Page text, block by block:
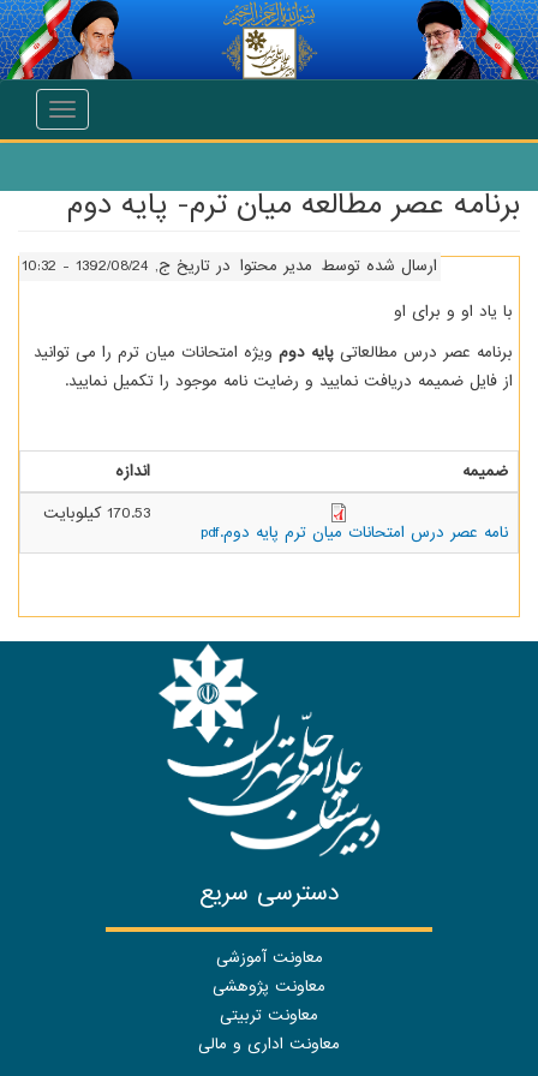
انتقال به محتوای اصلی
Toggle
برنامه عصر مطالعه میان ترم- پایه دوم
ارسال شده توسط مدیر محتوا در تاریخ ج, 1392/08/24 - 10:32
با یاد او و برای او
برنامه عصر درس مطالعاتی پایه دوم ویژه امتحانات میان ترم را می توانید
از فایل ضمیمه دریافت نمایید و رضایت نامه موجود را تکمیل نمایید.
ضمیمه اندازه
نامه عصر درس امتحانات میان ترم پایه دوم.pdf
170.53 کیلوبایت
دسترسی سریع
معاونت آموزشی
معاونت پژوهشی
معاونت تربیتی
معاونت اداری و مالی